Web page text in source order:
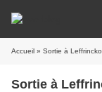
Accueil » Sortie à
Sortie à